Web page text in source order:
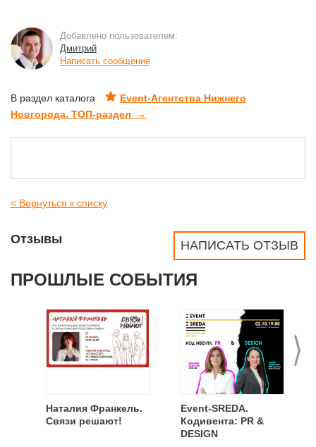
Добавлено пользователем:
Дмитрий
Написать сообщение
В раздел каталога
Event-Агентства Нижнего
Новгорода. ТОП-раздел →
< Вернуться к списку
НАПИСАТЬ ОТЗЫВ
Отзывы
ПРОШЛЫЕ СОБЫТИЯ
>
Наталия Франкель.
Связи решают!
Event-SREDA.
Кодивента: PR &
DESIGN